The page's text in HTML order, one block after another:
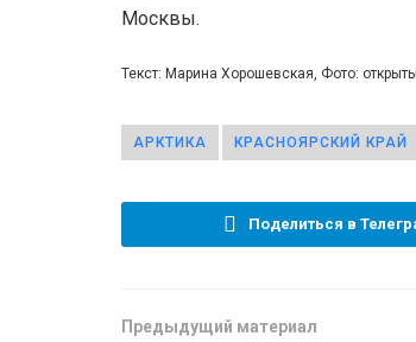
Москвы.
Текст: Марина Хорошевская, Фото:
АРКТИКА КРАСНОЯРСКИЙ КРАЙ
Поделиться в
Предыдущий материал